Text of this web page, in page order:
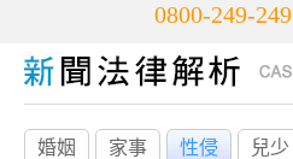
0800-249-249
婚姻 家事 性侵 兒少